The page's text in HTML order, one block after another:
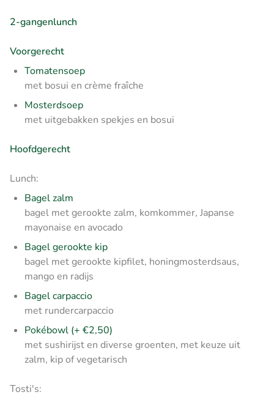
2-gangenlunch
Voorgerecht
Tomatensoep
met bosui en crème fraîche
Mosterdsoep
met uitgebakken spekjes en bosui
Hoofdgerecht
Lunch:
Bagel zalm
bagel met gerookte zalm, komkommer, Japanse
mayonaise en avocado
Bagel gerookte kip
bagel met gerookte kipfilet, honingmosterdsaus,
mango en radijs
Bagel carpaccio
met rundercarpaccio
Pokébowl (+ €2,50)
met sushirijst en diverse groenten, met keuze uit
zalm, kip of vegetarisch
Tosti's: